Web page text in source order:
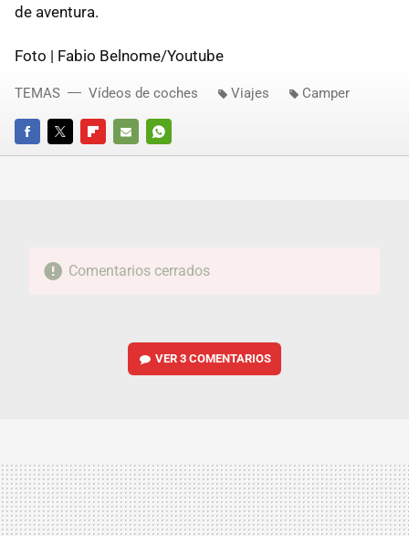
de aventura.
Foto | Fabio Belnome/Youtube
FACEBOOKTWITTERFLIPBOARD
E-
WHATSAPP
TEMAS Vídeos de coches Viajes Camper
Comentarios cerrados
VER3 COMENTARIOS